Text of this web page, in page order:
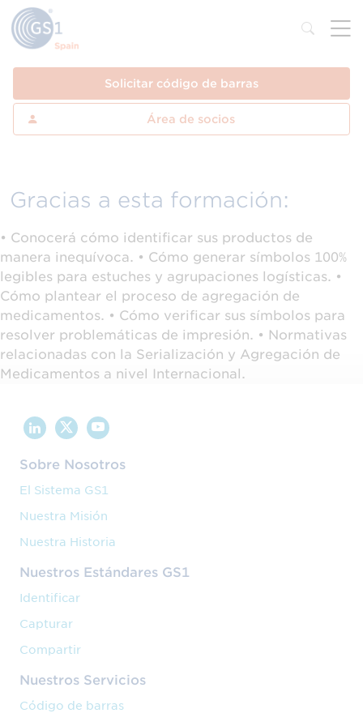
Solicitar código de barras
Área de socios
Gracias a esta formación:
• Conocerá cómo identificar sus productos de
manera inequívoca. • Cómo generar símbolos 100%
legibles para estuches y agrupaciones logísticas. •
Cómo plantear el proceso de agregación de
medicamentos. • Cómo verificar sus símbolos para
resolver problemáticas de impresión. • Normativas
relacionadas con la Serialización y Agregación de
Medicamentos a nivel Internacional.
Sobre Nosotros
El Sistema GS1
Nuestra Misión
Nuestra Historia
Nuestros Estándares GS1
Identificar
Capturar
Compartir
Nuestros Servicios
Código de barras